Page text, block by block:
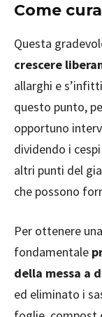
Come
Questa
crescere
allarghi e
questo punto,
opportuno
dividendo i
altri punti del
che possono
Per ottenere
fondamentale
della messa a
ed eliminato i